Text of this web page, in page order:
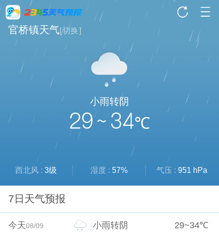
官桥镇天气[切换]
小雨转阴
29 ~ 34℃
西北风 :3级 湿度 : 57% 气压 : 951 hPa
7日天气预报
今天08/09 小雨转阴 29~34℃